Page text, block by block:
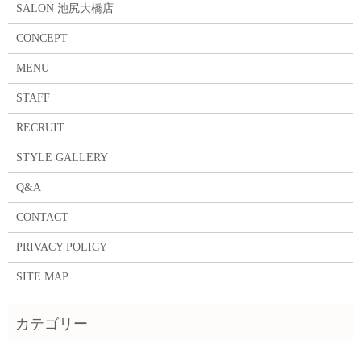
SALON 池尻大橋店
CONCEPT
MENU
STAFF
RECRUIT
STYLE GALLERY
Q&A
CONTACT
PRIVACY POLICY
SITE MAP